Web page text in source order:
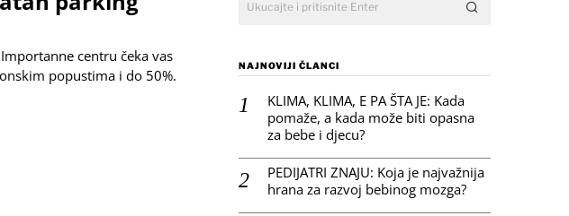
centru čeka vas
popustima i do 50%.
NAJNOVIJI ČLANCI
KLIMA, KLIMA, E PA ŠTA JE: Kada
pomaže, a kada može biti opasna
za bebe i djecu?
PEDIJATRI ZNAJU: Koja je najvažnija
hrana za razvoj bebinog mozga?